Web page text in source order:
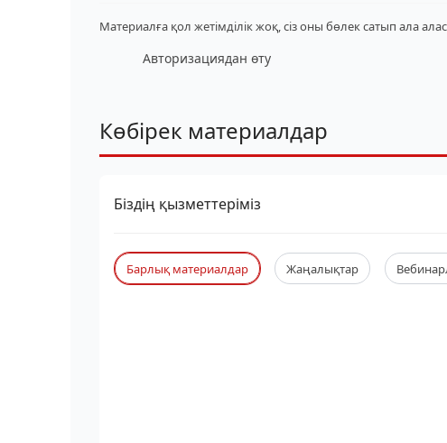
Материалға қол жетімділік жоқ, сіз оны бөлек сатып ала
Авторизациядан өту
Көбірек материалдар
Біздің қызметтеріміз
Барлық материалдар Жаңалықтар